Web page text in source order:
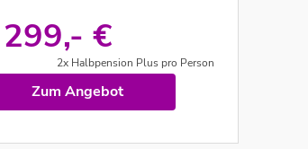
299,- €
2x Halbpension Plus pro Person
Zum Angebot